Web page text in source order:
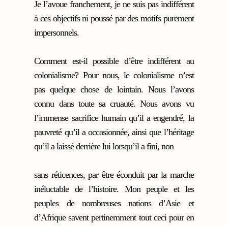
Je l’avoue franchement, je ne suis pas indifférent
à ces objectifs ni poussé par des motifs purement
impersonnels.
Comment est-il possible d’être indifférent au
colonialisme? Pour nous, le colonialisme n’est
pas quelque chose de lointain. Nous l’avons
connu dans toute sa cruauté. Nous avons vu
l’immense sacrifice humain qu’il a engendré, la
pauvreté qu’il a occasionnée, ainsi que l’héritage
qu’il a laissé derrière lui lorsqu’il a fini, non
sans réticences, par être éconduit par la marche
inéluctable de l’histoire. Mon peuple et les
peuples de nombreuses nations d’Asie et
d’Afrique savent pertinemment tout ceci pour en